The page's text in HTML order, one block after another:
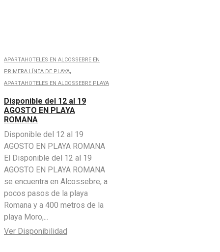
APARTAHOTELES EN ALCOSSEBRE EN
PRIMERA LÍNEA DE PLAYA,
APARTAHOTELES EN ALCOSSEBRE PLAYA
Disponible del 12 al 19
AGOSTO EN PLAYA
ROMANA
Disponible del 12 al 19
AGOSTO EN PLAYA ROMANA
El Disponible del 12 al 19
AGOSTO EN PLAYA ROMANA
se encuentra en Alcossebre, a
pocos pasos de la playa
Romana y a 400 metros de la
playa Moro,...
Ver Disponibilidad